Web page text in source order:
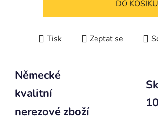
DO KOŠÍKU
Tisk Zeptat se
Německé
kvalitní
nerezové zboží